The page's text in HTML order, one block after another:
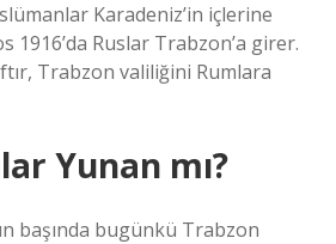
Karadeniz’in içlerine
1916’da Ruslar Trabzon’a girer.
Trabzon valiliğini Rumlara
Yunan mı?
başında bugünkü Trabzon